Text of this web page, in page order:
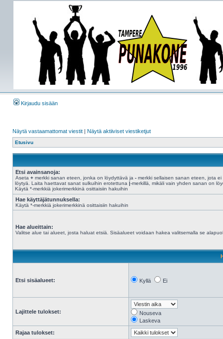
Kirjaudu sisään
Näytä vastaamattomat viestit | Näytä aktiiviset viestiketjut
Etusivu
Etsi avainsanoja:
Aseta + merkki sanan eteen, jonka on löydyttävä ja - merkki sellaisen sanan eteen, jota ei
löytyä. Laita haettavat sanat sulkuihin erotettuna |-merkillä, mikäli vain yhden sanan on
Käytä *-merkkiä jokerimerkkinä osittaisiin hakuihin
Hae käyttäjätunnuksella:
Käytä *-merkkiä jokerimerkkinä osittaisiin hakuihin
Hae alueittain:
Valitse alue tai alueet, josta haluat etsiä. Sisäalueet voidaan hakea valitsemalla se
Etsi sisäalueet: Kyllä Ei
Lajittele tulokset:
Nouseva
Laskeva
Rajaa tulokset: